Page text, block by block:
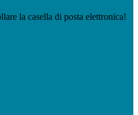
la casella di posta elettronica!